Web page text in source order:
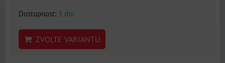
Dostupnost: 3 dni
ZVOLTE VARIANTU